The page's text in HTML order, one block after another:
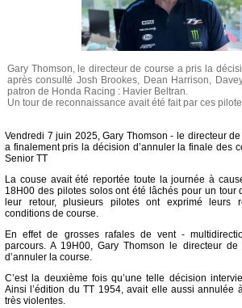
Gary Thomson, le directeur de course a pris la
après consulté Josh Brookes, Dean Harrison,
patron de Honda Racing : Havier Beltran.
Un tour de reconnaissance avait été fait par ces
Vendredi 7 juin 2025, Gary Thomson - le directeur
a finalement pris la décision d’annuler la finale des
Senior TT
La couse avait été reportée toute la journée à
18H00 des pilotes solos ont été lâchés pour un tour
leur retour, plusieurs pilotes ont exprimé leurs
conditions de course.
En effet de grosses rafales de vent -
parcours. A 19H00, Gary Thomson le directeur
d’annuler la course.
C’est la deuxième fois qu’une telle décision
Ainsi l’édition du TT 1954, avait elle aussi annulée
très violentes.